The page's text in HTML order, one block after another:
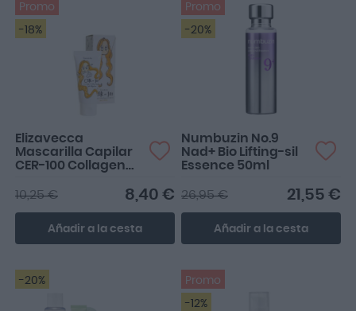
Promo
-18%
Elizavecca
Mascarilla Capilar
CER-100 Collagen
Injection 50ml
8,40 €
10,25 €
Añadir a la cesta
Promo
-20%
Numbuzin No.9
Nad+ Bio Lifting-sil
Essence 50ml
21,55 €
26,95 €
Añadir a la cesta
-20% Promo
-12%